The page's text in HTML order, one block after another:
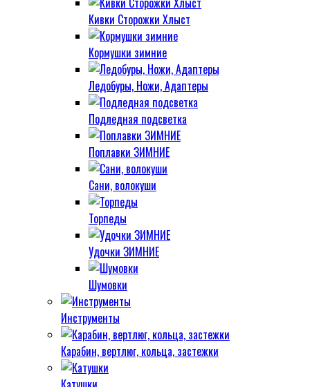
Кивки Сторожки Хлыст
Кормушки зимние
Ледобуры, Ножи, Адаптеры
Подледная подсветка
Поплавки ЗИМНИЕ
Сани, волокуши
Торпеды
Удочки ЗИМНИЕ
Шумовки
Инструменты
Карабин, вертлюг, кольца, застежки